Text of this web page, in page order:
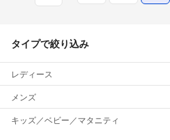
タイプで絞り込み
レディース
メンズ
キッズ／ベビー／マタニティ